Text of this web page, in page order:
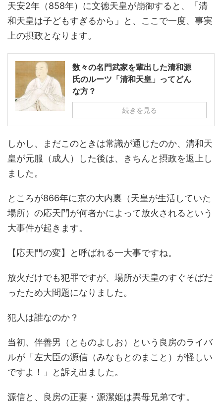
天安2年（858年）に文徳天皇が崩御すると、「清
和天皇は子どもすぎるから」と、ここで一度、事実
上の摂政となります。
数々の名門武家を輩出した清和源
氏のルーツ「清和天皇」ってどん
な方？
続きを見る
しかし、まだこのときは常識が通じたのか、清和天
皇が元服（成人）した後は、きちんと摂政を返上し
ました。
ところが866年に京の大内裏（天皇が生活していた
場所）の応天門が何者かによって放火されるという
大事件が起きます。
【応天門の変】と呼ばれる一大事ですね。
放火だけでも犯罪ですが、場所が天皇のすぐそばだ
ったため大問題になりました。
犯人は誰なのか？
当初、伴善男（とものよしお）という良房のライバ
ルが「左大臣の源信（みなもとのまこと）が怪しい
ですよ！」と訴え出ました。
源信と、良房の正妻・源潔姫は異母兄弟です。